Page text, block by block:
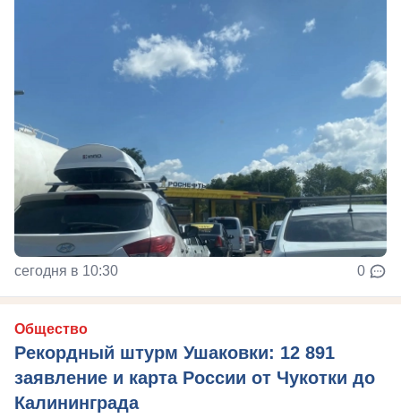
сегодня в 10:30 0
Общество
Рекордный штурм Ушаковки: 12 891
заявление и карта России от Чукотки до
Калининграда